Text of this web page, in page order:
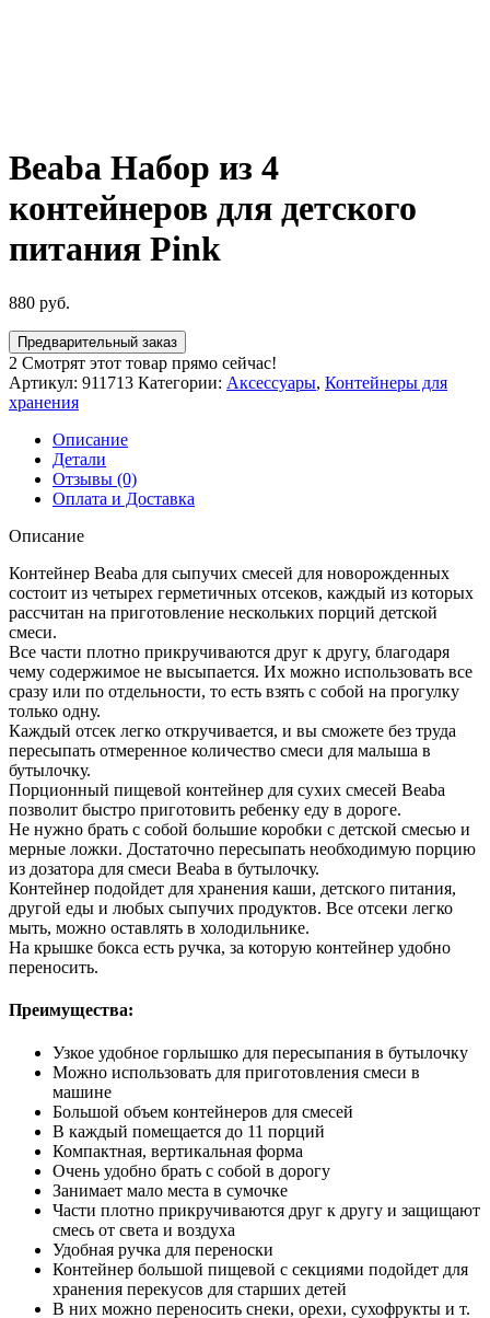
Beaba Набор из 4
контейнеров для детского
питания Pink
880 руб.
Предварительный заказ
2 Смотрят этот товар прямо сейчас!
Артикул: 911713 Категории: Аксессуары, Контейнеры для
хранения
Описание
Детали
Отзывы (0)
Оплата и Доставка
Описание
Контейнер Beaba для сыпучих смесей для новорожденных
состоит из четырех герметичных отсеков, каждый из которых
рассчитан на приготовление нескольких порций детской
смеси.
Все части плотно прикручиваются друг к другу, благодаря
чему содержимое не высыпается. Их можно использовать все
сразу или по отдельности, то есть взять с собой на прогулку
только одну.
Каждый отсек легко откручивается, и вы сможете без труда
пересыпать отмеренное количество смеси для малыша в
бутылочку.
Порционный пищевой контейнер для сухих смесей Beaba
позволит быстро приготовить ребенку еду в дороге.
Не нужно брать с собой большие коробки с детской смесью и
мерные ложки. Достаточно пересыпать необходимую порцию
из дозатора для смеси Beaba в бутылочку.
Контейнер подойдет для хранения каши, детского питания,
другой еды и любых сыпучих продуктов. Все отсеки легко
мыть, можно оставлять в холодильнике.
На крышке бокса есть ручка, за которую контейнер удобно
переносить.
Преимущества:
Узкое удобное горлышко для пересыпания в бутылочку
Можно использовать для приготовления смеси в
машине
Большой объем контейнеров для смесей
В каждый помещается до 11 порций
Компактная, вертикальная форма
Очень удобно брать с собой в дорогу
Занимает мало места в сумочке
Части плотно прикручиваются друг к другу и защищают
смесь от света и воздуха
Удобная ручка для переноски
Контейнер большой пищевой с секциями подойдет для
хранения перекусов для старших детей
В них можно переносить снеки, орехи, сухофрукты и т.